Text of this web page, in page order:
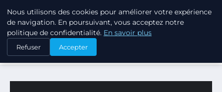
TUEZ-LES TOUS
ACCUEIL
CONSEILS ENTREPRENEURIAL
COMMENT ÉLABORER UN PLAN D’AFFAIRES EFFICACE
Nous utilisons des cookies pour améliorer votre expérience
de navigation. En poursuivant, vous acceptez notre
politique de confidentialité. En savoir plus
Refuser Accepter